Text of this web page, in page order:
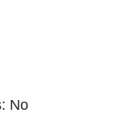
No